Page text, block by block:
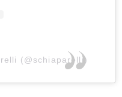
(@schiaparelli)